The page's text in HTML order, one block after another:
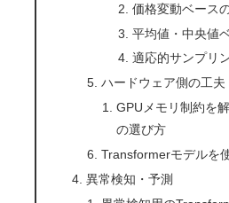
価格変動ベース
平均値・中央値
適応的サンプリ
ハードウェア側の工夫
GPUメモリ制約を
の選び方
Transformerモデルを
異常検知・予測